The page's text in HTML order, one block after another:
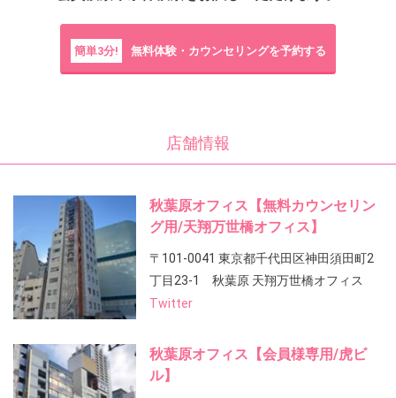
簡単3分! 無料体験・カウンセリングを予約する
店舗情報
秋葉原オフィス【無料カウンセリン
グ用/天翔万世橋オフィス】
〒101-0041 東京都千代田区神田須田町2
丁目23-1 秋葉原 天翔万世橋オフィス
Twitter
秋葉原オフィス【会員様専用/虎ビ
ル】